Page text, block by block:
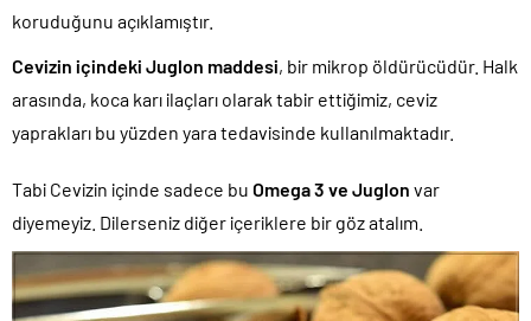
koruduğunu açıklamıştır.
Cevizin içindeki Juglon maddesi, bir mikrop öldürücüdür. Halk
arasında, koca karı ilaçları olarak tabir ettiğimiz, ceviz
yaprakları bu yüzden yara tedavisinde kullanılmaktadır.
Tabi Cevizin içinde sadece bu Omega 3 ve Juglon var
diyemeyiz. Dilerseniz diğer içeriklere bir göz atalım.